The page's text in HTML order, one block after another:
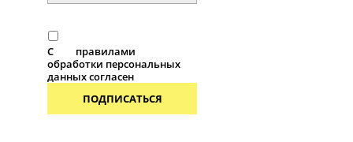
С
правилами
обработки персональных
данных согласен
ПОДПИСАТЬСЯ